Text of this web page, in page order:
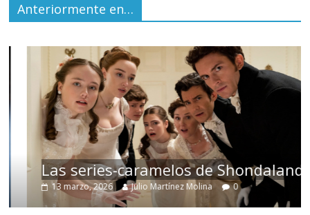
Anteriormente en…
Las series-caramelos de Shondaland
13 marzo, 2026 Julio Martínez Molina